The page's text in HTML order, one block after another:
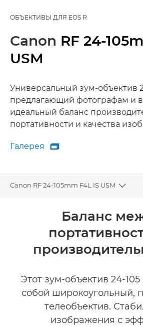
ОБЪЕКТИВЫ ДЛЯ EOS R
Canon RF 24-
USM
Универсальный зум-объектив
предлагающий фотографам и
идеальный баланс
портативности и качества
Галерея
Галерея

Canon RF 24-105mm F4L IS USM
Общая информация
Технические характеристики
Баланс
Этот зум-объектив 24-
собой широкоугольный,
телеобъектив.
изображения с